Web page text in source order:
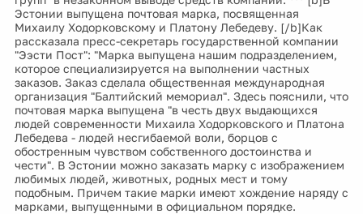
Эстонии выпущена почтовая марка, посвященная
Михаилу Ходорковскому и Платону Лебедеву. [/b]Как
рассказала пресс-секретарь государственной компании
"Ээсти Пост": "Марка выпущена нашим подразделением,
которое специализируется на выполнении частных
заказов. Заказ сделала общественная международная
организация "Балтийский мемориал". Здесь пояснили, что
почтовая марка выпущена "в честь двух выдающихся
людей современности Михаила Ходорковского и Платона
Лебедева - людей несгибаемой воли, борцов с
обостренным чувством собственного достоинства и
чести". В Эстонии можно заказать марку с изображением
любимых людей, животных, родных мест и тому
подобным. Причем такие марки имеют хождение наряду с
марками, выпущенными в официальном порядке.